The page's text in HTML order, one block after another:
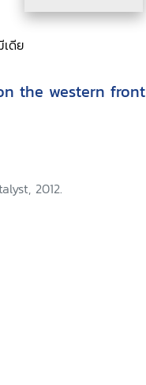
ดีย
the western front
2012.